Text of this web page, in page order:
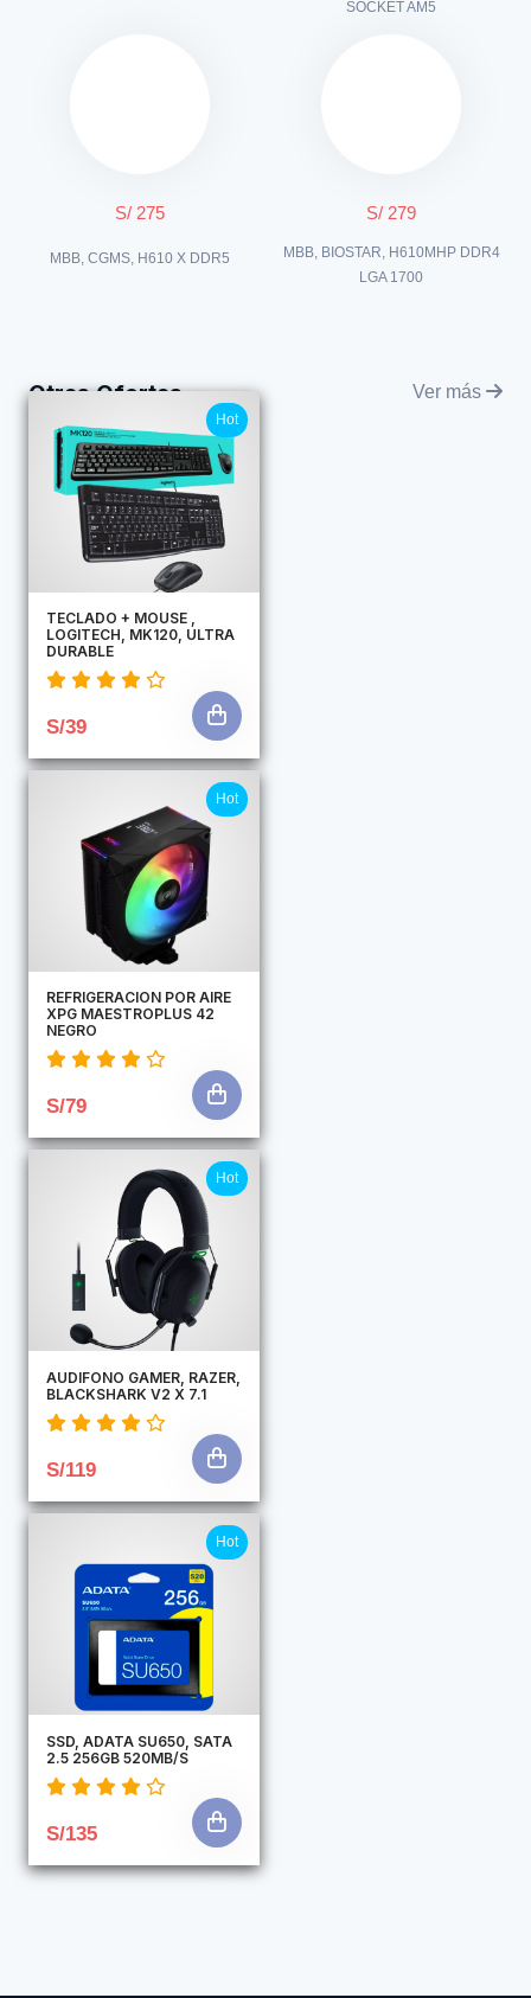
SOCKET AM5
S/ 275
MBB, CGMS, H610 X DDR5
S/ 279
MBB, BIOSTAR, H610MHP DDR4
LGA 1700
Otras Ofertas Ver más
Hot
TECLADO + MOUSE ,
LOGITECH, MK120, ULTRA
DURABLE
S/39
Hot
REFRIGERACION POR AIRE
XPG MAESTROPLUS 42
NEGRO
S/79
Hot
AUDIFONO GAMER, RAZER,
BLACKSHARK V2 X 7.1
S/119
Hot
SSD, ADATA SU650, SATA
2.5 256GB 520MB/S
S/135